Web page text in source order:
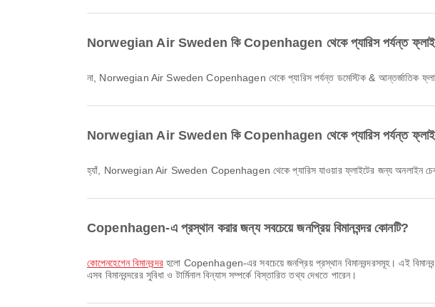
Norwegian Air Sweden কি Copenhagen থেকে প্যারিস পর্যন্ত
না, Norwegian Air Sweden Copenhagen থেকে প্যারিস পর্যন্ত ডমেস্টিক & আন্তর্জাতিক
Norwegian Air Sweden কি Copenhagen থেকে প্যারিস পর্যন্ত
হ্যাঁ, Norwegian Air Sweden Copenhagen থেকে প্যারিস যাওয়ার ফ্লাইটের জন্য অনলাইন
Copenhagen-এ প্রস্থান করার জন্য সবচেয়ে জনপ্রিয় বিমানবন্দর কোনটি?
কোপেনহেগেন বিমানবন্দরহলো Copenhagen-এর সবচেয়ে জনপ্রিয় প্রস্থান বিমানবন্দরসমূহ। এই
এসব বিমানবন্দরের সুবিধা ও টার্মিনাল বিন্যাস সম্পর্কে বিস্তারিত তথ্য দেখতে পারেন।